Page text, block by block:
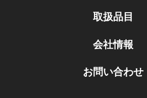
取扱品目
会社情報
お問い合わせ